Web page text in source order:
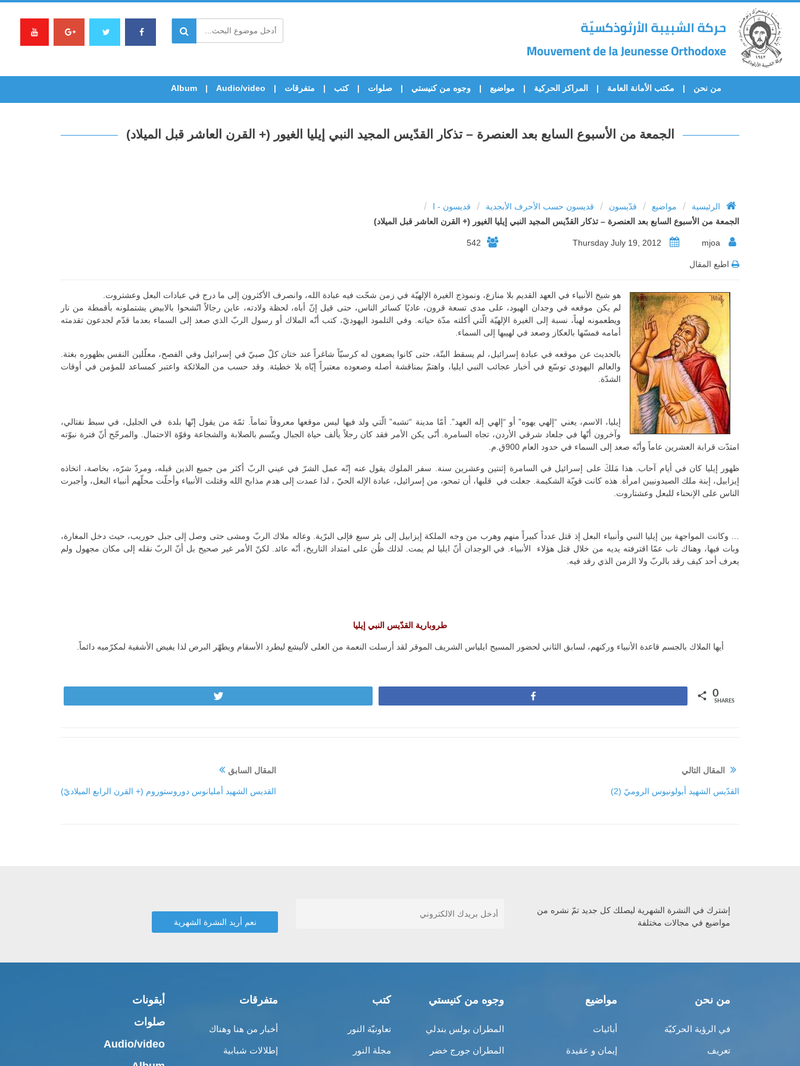
من نحن مكتب الأمانة العامة المراكز الحركية مواضيع وجوه من كنيستي صلوات كتب متفرقات Audio/video
Album
الجمعة من الأسبوع السابع بعد العنصرة – تذكار القدّيس المجيد النبي إيليا الغيور (+ القرن العاشر قبل الميلاد)
الرئيسية / مواضيع / قدّيسون / قديسون حسب الأحرف الأبجدية / قديسون - ا /
الجمعة من الأسبوع السابع بعد العنصرة – تذكار القدّيس المجيد النبي إيليا الغيور (+ القرن العاشر قبل الميلاد)
542
اطبع المقال
هو شيخ الأنبياء في العهد القديم بلا منازع، ونموذج الغيرة الإلهيّة في زمن شحّت فيه عبادة الله، وانصرف الأكثرون إلى ما درج في عبادات البعل وعشتروت.
لم يكن موقعه في وجدان الهيود، على مدى تسعة قرون، عاديًا كسائر الناس، حتى قيل إنّ أباه، لحظة ولادته، عاين رجالاً اتّشحوا بالابيض يشتملونه بأقمطة من نار
ويطعمونه لهباً، نسبة إلى الغيرة الإلهيّة الّتي أكلته مدّة حياته. وفي التلمود اليهوديّ، كتب أنّه الملاك أو رسول الربّ الذي صعد إلى السماء بعدما قدّم لجدعون تقدمته
أمامه فمسّها بالعكاز وصعد في لهيبها إلى السماء.
بالحديث عن موقعه في عبادة إسرائيل، لم يسقط البتّة، حتى كانوا يضعون له كرسيّاً شاغراً عند ختان كلّ صبيّ في إسرائيل وفي الفصح، معلّلين النفس بظهوره بغتة.
والعالم اليهودي توسّع في أخبار عجائب النبي ايليا، واهتمّ بمناقشة أصله وصعوده معتبراً إيّاه بلا خطيئة. وقد حسب من الملائكة واعتبر كمساعد للمؤمن في أوقات
الشدّة.
إيليا، الاسم، يعني “إلهي يهوه” أو “إلهي إله العهد”. أمّا مدينة “تشبه” الّتي ولد فيها ليس موقعها معروفاً تماماً. ثمّة من يقول إنّها بلدة في الجليل، في سبط نفتالي،
وآخرون أنّها في جلعاد شرقي الأردن، تجاه السامرة. أنّى يكن الأمر فقد كان رجلاً يألف حياة الجبال ويتّسم بالصلابة والشجاعة وقوّة الاحتمال. والمرجّح أنّ فترة نبوّته
امتدّت قرابة العشرين عاماً وأنّه صعد إلى السماء في حدود العام 900ق.م
ظهور إيليا كان في أيام آحاب. هذا مَلكَ على إسرائيل في السامرة إثنتين وعشرين سنة. سفر الملوك يقول عنه إنّه عمل الشرّ في عيني الربّ أكثر من جميع الذين قبله، ومردّ شرّه، بخاصة، اتخاذه
إيزابيل، إبنة ملك الصيدونيين امرأة. هذه كانت قويّة الشكيمة. جعلت في قلبها، أن تمحو، من إسرائيل، عبادة الإله الحيّ ، لذا عمدت إلى هدم مذابح الله وقتلت الأنبياء وأحلّت محلّهم أنبياء البعل، وأجبرت
الناس على الإنحناء للبعل وعشتاروت.
… وكانت المواجهة بين إيليا النبي وأنبياء البعل إذ قتل عدداً كبيراً منهم وهرب من وجه الملكة إيزابيل إلى بئر سبع فإلى البرّية. وعاله ملاك الربّ ومشى حتى وصل إلى جبل حوريب، حيث دخل المغارة،
وبات فيها، وهناك تاب عمّا اقترفته يديه من خلال قتل هؤلاء الأنبياء. في الوجدان أنّ ايليا لم يمت. لذلك ظُن على امتداد التاريخ، أنّه عائد. لكنّ الأمر غير صحيح بل أنّ الربّ نقله إلى مكان مجهول ولم
يعرف أحد كيف رقد بالربّ ولا الزمن الذي رقد فيه.
طروبارية القدّيس النبي إيليا
أيها الملاك بالجسم قاعدة الأنبياء وركنهم، لسابق الثاني لحضور المسيح ايلياس الشريف الموقر لقد أرسلت النعمة من العلى لأليشع ليطرد الأسقام ويطهّر البرص لذا يفيض الأشفية لمكرّميه دائماً.
0
SHARES
المقال السابق
القديس الشهيد أمليانوس دوروستوروم (+ القرن الرابع الميلاديّ)
المقال التالي
القدّيس الشهيد أبولونيوس الروميّ (2)
إشترك في النشرة الشهرية ليصلك كل جديد تمّ نشره من
مواضيع في مجالات مختلفة
من نحن
في الرؤية الحركيّة
تعريف
مواضيع
أبائيات
إيمان و عقيدة
وجوه من كنيستي
المطران بولس بندلي
المطران جورج خضر
كتب
تعاونيّة النور
مجلة النور
متفرقات
أخبار من هنا وهناك
إطلالات شبابية
أيقونات
صلوات
Audio/video